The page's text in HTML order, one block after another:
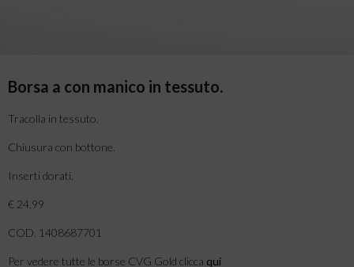
Borsa a con manico in tessuto.
Tracolla in tessuto.
Chiusura con bottone.
Inserti dorati.
€ 24,99
COD. 1408687701
Per vedere tutte le borse CVG Gold clicca qui